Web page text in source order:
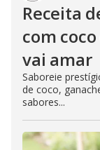
Receita
com
vai amar
Saboreie
de coco,
sabores...